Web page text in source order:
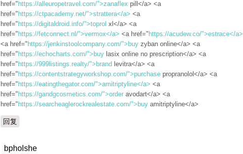
href=" https://alleuropetravel.com/">zanaflex pill</a> <a
href=" https://ctpacademy.net/">strattera</a> <a
href=" https://digitaldroid.info/">toprol xl</a> <a
href=" https://fetconnect.nl/">vermox</a> <a href=" https://acudew.co/">estrace</a>
<a href=" https://jenkinstoolcompany.com/">buy zyban online</a> <a
href=" https://echocharts.com/">buy lasix online no prescription</a> <a
href=" https://999listings.realty/">brand levitra</a> <a
href=" https://contentstrategyworkshop.com/">purchase propranolol</a> <a
href=" https://eatingthegator.com/">amitriptyline</a> <a
href=" https://gandgcosmetics.com/">order avodart</a> <a
href=" https://searcheaglerockrealestate.com/">buy amitriptyline</a>
回复
bpholshe